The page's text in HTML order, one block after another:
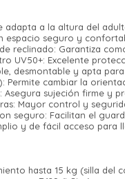
adapta a la altura del
espacio seguro y
reclinado: Garantiza
UV50+: Excelente
desmontable y apta
Permite cambiar la
sujeción firme y
Mayor control y
seguro: Facilitan el
y de fácil acceso para
hasta 15 kg (silla del
Comprá
Después,
tarjeta
¡Sumate a la forma
Comprá en 3 cuotas
12 cuotas *
* sujeto
Verifica si estás
con
Celular
Estás calificado para
¡Tenés hasta
para
Parece que no tenes
¡Algo